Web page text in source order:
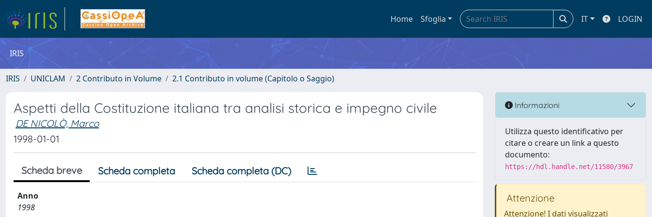
Home Sfoglia IT LOGIN
IRIS
IRIS UNICLAM 2 Contributo in Volume 2.1 Contributo in volume (Capitolo o Saggio)
Aspetti della Costituzione italiana tra analisi storica e impegno civile
DE NICOLÒ, Marco
1998-01-01
Scheda breve Scheda completa Scheda completa (DC)
Anno
1998
Informazioni
Utilizza questo identificativo per
citare o creare un link a questo
documento:
https://hdl.handle.net/11580/3967
Attenzione
Attenzione! I dati visualizzati